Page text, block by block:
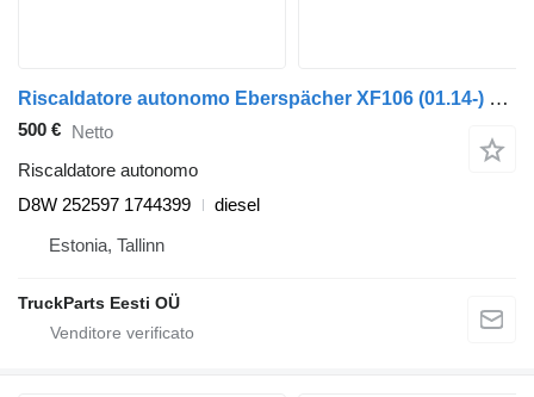
Riscaldatore autonomo Eberspächer XF106 (01.14-) D8W 252597 per trattore stradale DAF XF106 (2014-)
500 € Netto
Riscaldatore autonomo
D8W 252597 1744399
diesel
Estonia, Tallinn
TruckParts Eesti OÜ